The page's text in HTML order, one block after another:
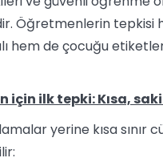
Öğretmenlerin tepkisi
hem de çocuğu
için ilk tepki: Kısa,
yerine kısa sınır